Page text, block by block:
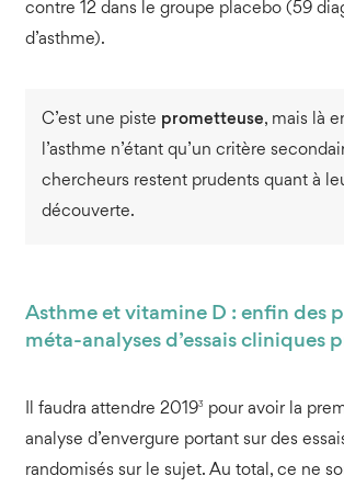
contre 12 dans le groupe placebo (59
d’asthme).
C’est une piste prometteuse, mais là
l’asthme n’étant qu’un critère
chercheurs restent prudents quant à
découverte.
Asthme et vitamine D : enfin des
méta-analyses d’essais cliniques
Il faudra attendre 20193
pour avoir la
analyse d’envergure portant sur des
randomisés sur le sujet. Au total, ce ne